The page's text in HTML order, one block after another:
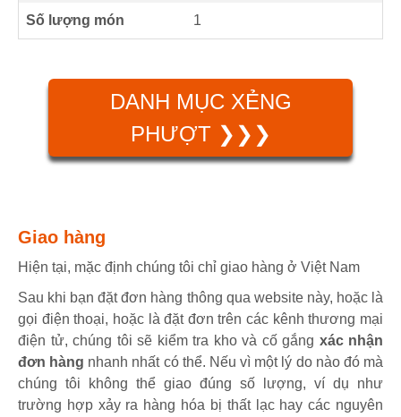
Số lượng món 1
DANH MỤC XẺNG
PHƯỢT ❯❯❯
Giao hàng
Hiện tại, mặc định chúng tôi chỉ giao hàng ở Việt Nam
Sau khi bạn đặt đơn hàng thông qua website này, hoặc là
gọi điện thoại, hoặc là đặt đơn trên các kênh thương mại
điện tử, chúng tôi sẽ kiểm tra kho và cố gắng xác nhận
đơn hàng nhanh nhất có thể. Nếu vì một lý do nào đó mà
chúng tôi không thể giao đúng số lượng, ví dụ như
trường hợp xảy ra hàng hóa bị thất lạc hay các nguyên